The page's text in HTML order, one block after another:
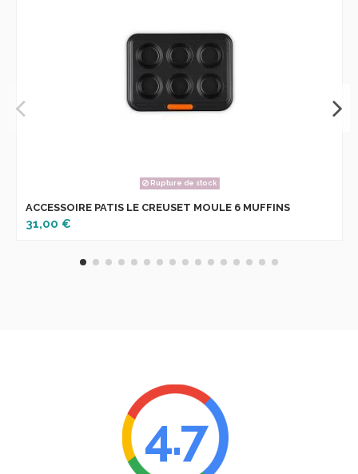
Rupture de stock
ACCESSOIRE PATIS LE CREUSET MOULE 6 MUFFINS
31,00 €
4.7